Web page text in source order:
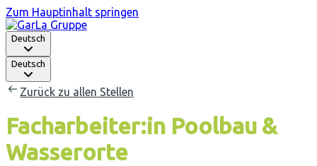
Zum Hauptinhalt springen
Deutsch
Deutsch
Zurück zu allen Stellen
Facharbeiter:in Poolbau &
Wasserorte